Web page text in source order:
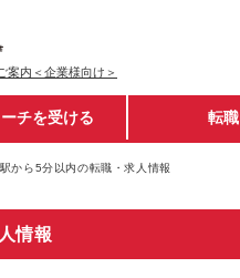
案内＜企業様向け＞
チを受ける 転
から5分以内の転職・求人情報
情報